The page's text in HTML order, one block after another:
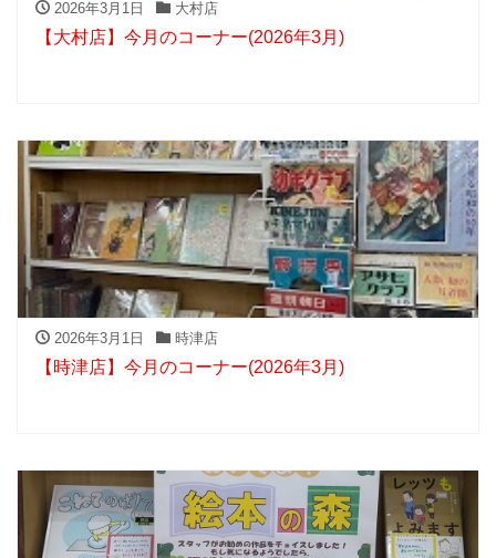
2026年3月1日 大村店
【大村店】今月のコーナー(2026年3月)
2026年3月1日 時津店
【時津店】今月のコーナー(2026年3月)